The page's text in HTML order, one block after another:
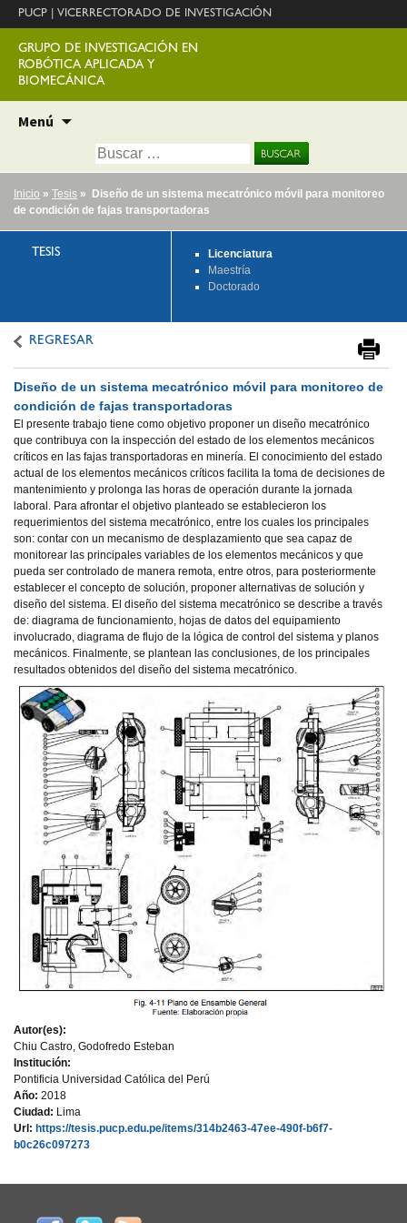
PUCP VICERRECTORADO DE INVESTIGACIÓN
GRUPO DE INVESTIGACIÓN EN
ROBÓTICA APLICADA Y
BIOMECÁNICA
Menú
contenido
Buscar:
Inicio » Tesis » Diseño de un sistema mecatrónico móvil para monitoreo
de condición de fajas transportadoras
TESIS
Licenciatura
Maestría
Doctorado
REGRESAR
Diseño de un sistema mecatrónico móvil para monitoreo de
condición de fajas transportadoras
El presente trabajo tiene como objetivo proponer un diseño mecatrónico
que contribuya con la inspección del estado de los elementos mecánicos
críticos en las fajas transportadoras en minería. El conocimiento del estado
actual de los elementos mecánicos críticos facilita la toma de decisiones de
mantenimiento y prolonga las horas de operación durante la jornada
laboral. Para afrontar el objetivo planteado se establecieron los
requerimientos del sistema mecatrónico, entre los cuales los principales
son: contar con un mecanismo de desplazamiento que sea capaz de
monitorear las principales variables de los elementos mecánicos y que
pueda ser controlado de manera remota, entre otros, para posteriormente
establecer el concepto de solución, proponer alternativas de solución y
diseño del sistema. El diseño del sistema mecatrónico se describe a través
de: diagrama de funcionamiento, hojas de datos del equipamiento
involucrado, diagrama de flujo de la lógica de control del sistema y planos
mecánicos. Finalmente, se plantean las conclusiones, de los principales
resultados obtenidos del diseño del sistema mecatrónico.
Autor(es):
Chiu Castro, Godofredo Esteban
Institución:
Pontificia Universidad Católica del Perú
Año: 2018
Ciudad: Lima
Url: https://tesis.pucp.edu.pe/items/314b2463-47ee-490f-b6f7-
b0c26c097273